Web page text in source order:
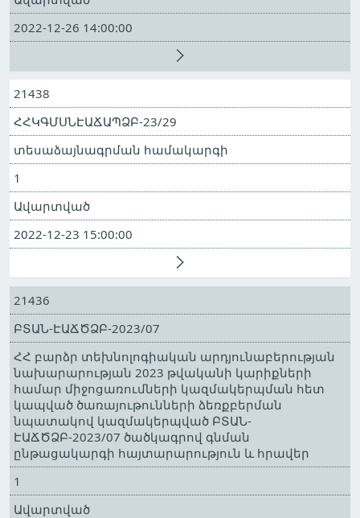
2022-12-26 14:00:00
21438
ՀՀԿԳՄՍՆԷԱՃԱՊՁԲ-23/29
տեսաձայնագրման համակարգի
1
Ավարտված
2022-12-23 15:00:00
21436
ԲՏԱՆ-ԷԱՃԾՁԲ-2023/07
ՀՀ բարձր տեխնոլոգիական արդյունաբերության
նախարարության 2023 թվականի կարիքների
համար միջոցառումների կազմակերպման հետ
կապված ծառայութունների ձեռքբերման
նպատակով կազմակերպված ԲՏԱՆ-
ԷԱՃԾՁԲ-2023/07 ծածկագրով գնման
ընթացակարգի հայտարարություն և հրավեր
1
Ավարտված